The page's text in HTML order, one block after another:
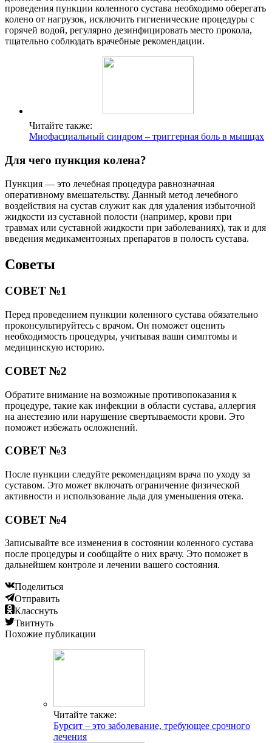
проведения пункции коленного сустава необходимо оберегать
колено от нагрузок, исключить гигиенические процедуры с
горячей водой, регулярно дезинфицировать место прокола,
тщательно соблюдать врачебные рекомендации.
Читайте также:
Миофасциальный синдром – триггерная боль в мышцах
Для чего пункция колена?
Пункция — это лечебная процедура равнозначная
оперативному вмешательству. Данный метод лечебного
воздействия на сустав служит как для удаления избыточной
жидкости из суставной полости (например, крови при
травмах или суставной жидкости при заболеваниях), так и для
введения медикаментозных препаратов в полость сустава.
Советы
СОВЕТ №1
Перед проведением пункции коленного сустава обязательно
проконсультируйтесь с врачом. Он поможет оценить
необходимость процедуры, учитывая ваши симптомы и
медицинскую историю.
СОВЕТ №2
Обратите внимание на возможные противопоказания к
процедуре, такие как инфекции в области сустава, аллергия
на анестезию или нарушение свертываемости крови. Это
поможет избежать осложнений.
СОВЕТ №3
После пункции следуйте рекомендациям врача по уходу за
суставом. Это может включать ограничение физической
активности и использование льда для уменьшения отека.
СОВЕТ №4
Записывайте все изменения в состоянии коленного сустава
после процедуры и сообщайте о них врачу. Это поможет в
дальнейшем контроле и лечении вашего состояния.
Поделиться
Отправить
Класснуть
Твитнуть
Похожие публикации
Читайте также:
Бурсит – это заболевание, требующее срочного
лечения